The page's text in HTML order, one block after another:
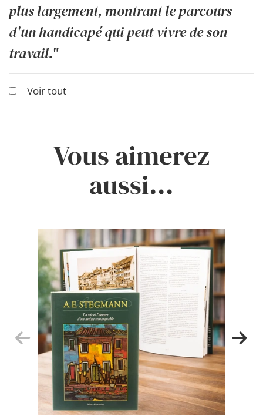
plus largement, montrant le parcours
d'un handicapé qui peut vivre de son
travail."
Voir tout
Vous aimerez
aussi...